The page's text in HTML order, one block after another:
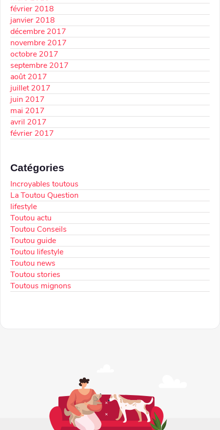
février 2018
janvier 2018
décembre 2017
novembre 2017
octobre 2017
septembre 2017
août 2017
juillet 2017
juin 2017
mai 2017
avril 2017
février 2017
Catégories
Incroyables toutous
La Toutou Question
lifestyle
Toutou actu
Toutou Conseils
Toutou guide
Toutou lifestyle
Toutou news
Toutou stories
Toutous mignons